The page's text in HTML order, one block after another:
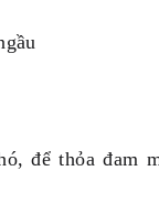
để thỏa đam